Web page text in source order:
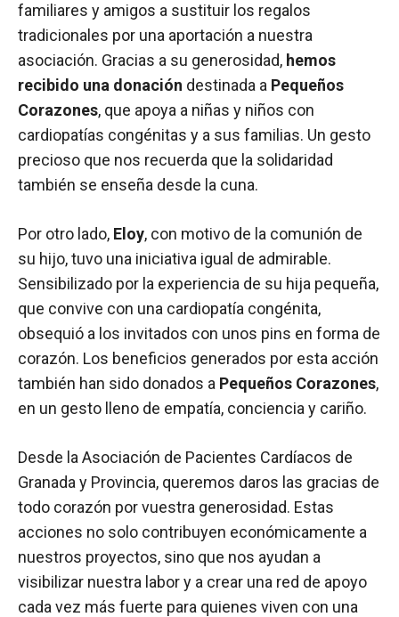
familiares y amigos a sustituir los regalos
tradicionales por una aportación a nuestra
asociación. Gracias a su generosidad, hemos
recibido una donación destinada a Pequeños
Corazones, que apoya a niñas y niños con
cardiopatías congénitas y a sus familias. Un gesto
precioso que nos recuerda que la solidaridad
también se enseña desde la cuna.
Por otro lado, Eloy, con motivo de la comunión de
su hijo, tuvo una iniciativa igual de admirable.
Sensibilizado por la experiencia de su hija pequeña,
que convive con una cardiopatía congénita,
obsequió a los invitados con unos pins en forma de
corazón. Los beneficios generados por esta acción
también han sido donados a Pequeños Corazones,
en un gesto lleno de empatía, conciencia y cariño.
Desde la Asociación de Pacientes Cardíacos de
Granada y Provincia, queremos daros las gracias de
todo corazón por vuestra generosidad. Estas
acciones no solo contribuyen económicamente a
nuestros proyectos, sino que nos ayudan a
visibilizar nuestra labor y a crear una red de apoyo
cada vez más fuerte para quienes viven con una